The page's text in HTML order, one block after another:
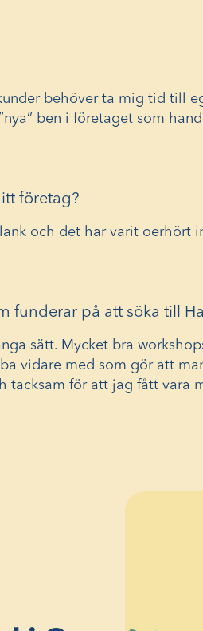
behöver ta mig tid till
ben i företaget som
företag?
och det har varit oerhört
funderar på att söka till
sätt. Mycket bra
vidare med som gör att
tacksam för att jag fått vara